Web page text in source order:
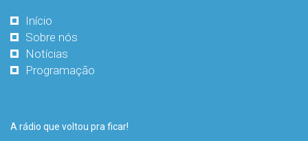
Início
Sobre nós
Notícias
Programação
A rádio que voltou pra ficar!